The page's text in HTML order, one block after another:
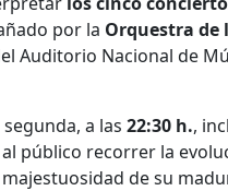
por la Orquestra de
Auditorio Nacional de
a las 22:30 h.,
público recorrer la
de su